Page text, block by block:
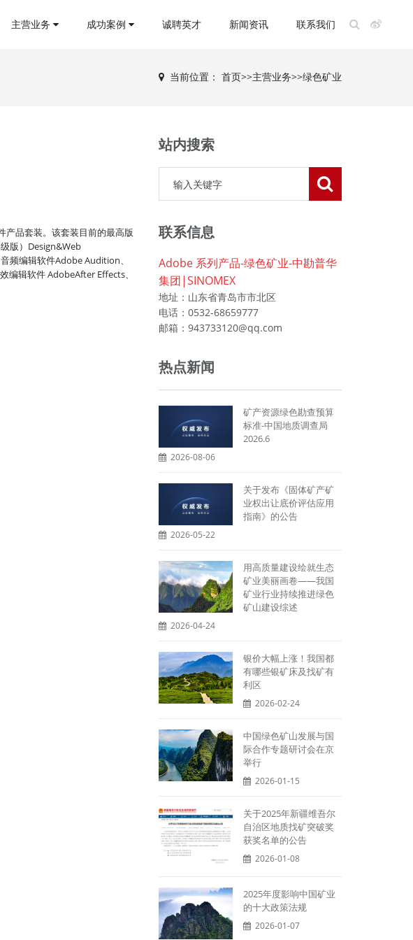
主营业务 成功案例 诚聘英才 新闻资讯 联系我们
当前位置： 首页>>主营业务>>绿色矿业
产品套装。该套装目前的最高版
版）Design&Web
频编辑软件Adobe Audition、
辑软件 AdobeAfter Effects、
站内搜索
联系信息
Adobe 系列产品-绿色矿业-中勘普华
集团|SINOMEX
地址：山东省青岛市市北区
电话：0532-68659777
邮箱：943733120@qq.com
热点新闻
矿产资源绿色勘查预算
标准-中国地质调查局
2026.6
2026-08-06
关于发布《固体矿产矿
业权出让底价评估应用
指南》的公告
2026-05-22
用高质量建设绘就生态
矿业美丽画卷——我国
矿业行业持续推进绿色
矿山建设综述
2026-04-24
银价大幅上涨！我国都
有哪些银矿床及找矿有
利区
2026-02-24
中国绿色矿山发展与国
际合作专题研讨会在京
举行
2026-01-15
关于2025年新疆维吾尔
自治区地质找矿突破奖
获奖名单的公告
2026-01-08
2025年度影响中国矿业
的十大政策法规
2026-01-07